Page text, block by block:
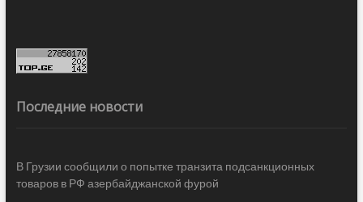
Последние новости
В Грузии сообщили о попытке транзита подсанкционных
товаров в РФ азербайджанской фурой